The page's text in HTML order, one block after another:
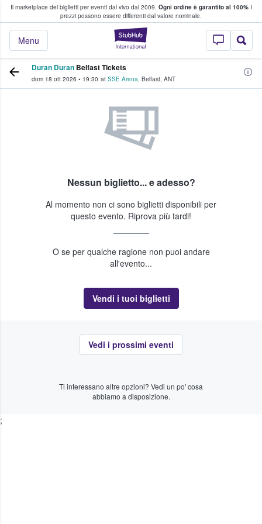
Il marketplace dei biglietti per eventi dal vivo dal 2009. Ogni ordine è garantito al 100%I
prezzi possono essere differenti dal valore nominale.
StubHub - Dove
Menu
fan comprano e vendono biglietti
Duran Duran Belfast Tickets
dom 18 ott 2026 • 19:30 at SSE Arena, Belfast, ANT
Nessun biglietto... e adesso?
Al momento non ci sono biglietti disponibili per
questo evento. Riprova più tardi!
O se per qualche ragione non puoi andare
all'evento...
Vendi i tuoi biglietti
Vedi i prossimi eventi
Ti interessano altre opzioni? Vedi un po' cosa
abbiamo a disposizione.
;